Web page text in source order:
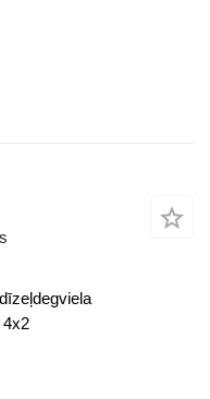
dīzeļdegviela
4x2